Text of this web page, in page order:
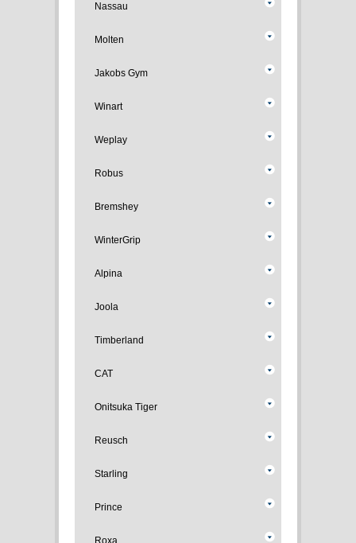
Nassau
Molten
Jakobs Gym
Winart
Weplay
Robus
Bremshey
WinterGrip
Alpina
Joola
Timberland
CAT
Onitsuka Tiger
Reusch
Starling
Prince
Roxa